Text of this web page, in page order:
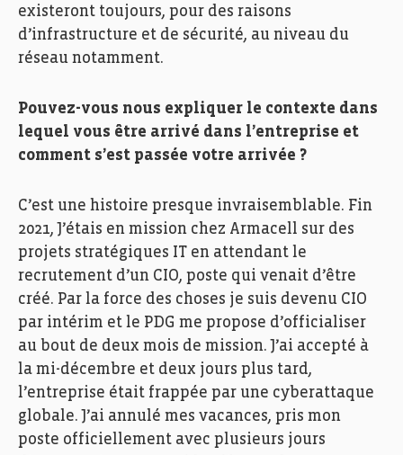
existeront toujours, pour des raisons
d’infrastructure et de sécurité, au niveau du
réseau notamment.
Pouvez-vous nous expliquer le contexte dans
lequel vous être arrivé dans l’entreprise et
comment s’est passée votre arrivée ?
C’est une histoire presque invraisemblable. Fin
2021, J’étais en mission chez Armacell sur des
projets stratégiques IT en attendant le
recrutement d’un CIO, poste qui venait d’être
créé. Par la force des choses je suis devenu CIO
par intérim et le PDG me propose d’officialiser
au bout de deux mois de mission. J’ai accepté à
la mi-décembre et deux jours plus tard,
l’entreprise était frappée par une cyberattaque
globale. J’ai annulé mes vacances, pris mon
poste officiellement avec plusieurs jours